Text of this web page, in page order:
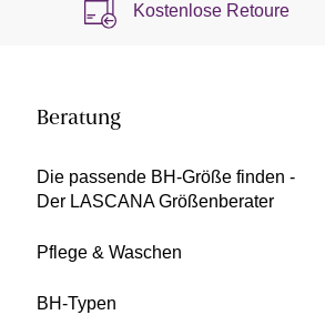
Kostenlose Retoure
Beratung
Die passende BH-Größe finden -
Der LASCANA Größenberater
Pflege & Waschen
BH-Typen